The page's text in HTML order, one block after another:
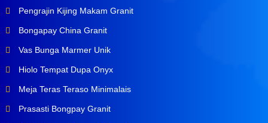
Pengrajin Kijing Makam Granit
Bongapay China Granit
Vas Bunga Marmer Unik
Hiolo Tempat Dupa Onyx
Meja Teras Teraso Minimalais
Prasasti Bongpay Granit